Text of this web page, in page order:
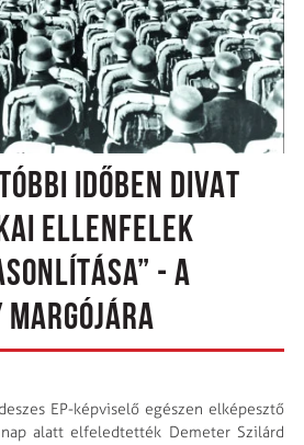
IDŐBEN DIVAT
ELLENFELEK
- A
EP-képviselő egészen elképesztő
alatt elfeledtették Demeter Szilárd